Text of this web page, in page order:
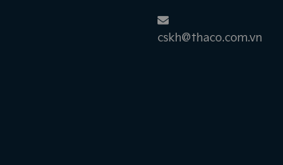
cskh@thaco.com.vn